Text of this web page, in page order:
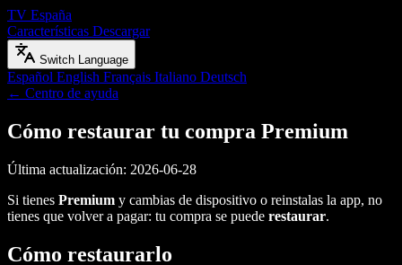
TV España
Características Descargar
Switch Language
Español English Français Italiano Deutsch
← Centro de ayuda
Cómo restaurar tu compra Premium
Última actualización: 2026-06-28
Si tienes Premium y cambias de dispositivo o reinstalas la app, no
tienes que volver a pagar: tu compra se puede restaurar.
Cómo restaurarlo